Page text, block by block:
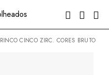
BRINCO CINCO ZIRC. CORES BRUTO